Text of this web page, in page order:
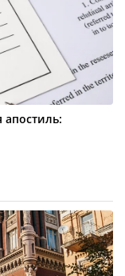
апостиль: